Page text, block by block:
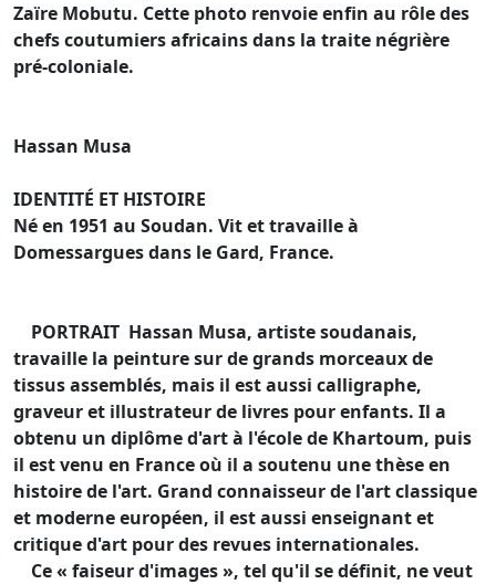
Zaïre Mobutu. Cette photo renvoie enfin au rôle des
chefs coutumiers africains dans la traite négrière
pré-coloniale.
Hassan Musa
IDENTITÉ ET HISTOIRE
Né en 1951 au Soudan. Vit et travaille à
Domessargues dans le Gard, France.
PORTRAIT Hassan Musa, artiste soudanais,
travaille la peinture sur de grands morceaux de
tissus assemblés, mais il est aussi calligraphe,
graveur et illustrateur de livres pour enfants. Il a
obtenu un diplôme d'art à l'école de Khartoum, puis
il est venu en France où il a soutenu une thèse en
histoire de l'art. Grand connaisseur de l'art classique
et moderne européen, il est aussi enseignant et
critique d'art pour des revues internationales.
Ce « faiseur d'images », tel qu'il se définit, ne veut